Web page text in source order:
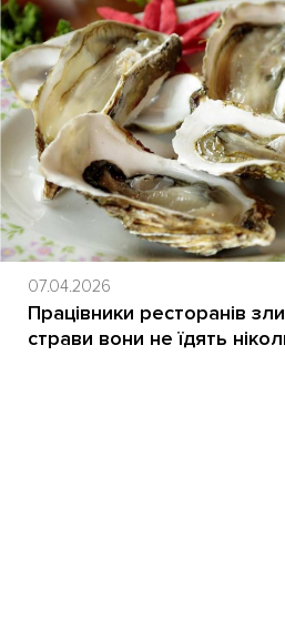
07.04.2026
Працівники ресторанів
страви вони не їдять